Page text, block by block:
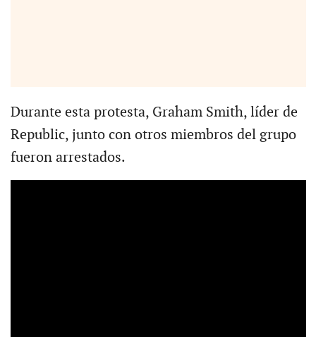
Durante esta protesta, Graham Smith, líder de
Republic, junto con otros miembros del grupo
fueron arrestados.